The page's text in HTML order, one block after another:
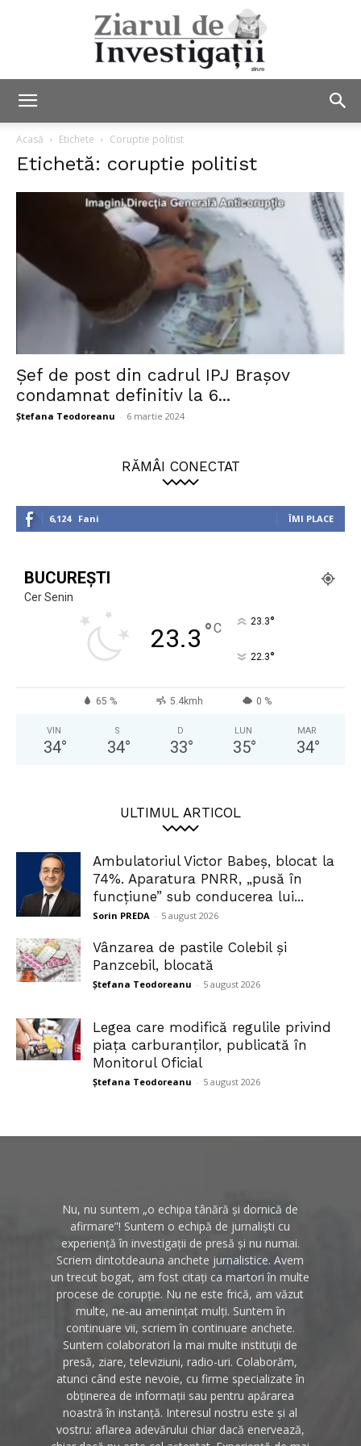
Investigații
Acasă Etichete Coruptie politist
Etichetă: coruptie politist
Şef de post din cadrul IPJ Brașov
condamnat definitiv la 6...
Ștefana Teodoreanu - 6 martie 2024
RĂMÂI CONECTAT
6,124 Fani ÎMI PLACE
BUCUREȘTI
Cer Senin
23.3 °C 23.3°
22.3°
65 % 5.4kmh 0 %
VIN
34°
S
34°
D
33°
LUN
35°
MAR
34°
ULTIMUL ARTICOL
Ambulatoriul Victor Babeș, blocat la
74%. Aparatura PNRR, „pusă în
funcțiune” sub conducerea lui...
Sorin PREDA - 5 august 2026
Vânzarea de pastile Colebil și
Panzcebil, blocată
Ștefana Teodoreanu - 5 august 2026
Legea care modifică regulile privind
piața carburanților, publicată în
Monitorul Oficial
Ștefana Teodoreanu - 5 august 2026
Nu, nu suntem „o echipa tânără și dornică de
afirmare”! Suntem o echipă de jurnaliști cu
experiență în investigații de presă și nu numai.
Scriem dintotdeauna anchete jurnalistice. Avem
un trecut bogat, am fost citați ca martori în multe
procese de corupție. Nu ne este frică, am văzut
multe, ne-au amenințat mulți. Suntem în
continuare vii, scriem în continuare anchete.
Suntem colaboratori la mai multe instituții de
presă, ziare, televiziuni, radio-uri. Colaborăm,
atunci când este nevoie, cu firme specializate în
obținerea de informații sau pentru apărarea
noastră în instanță. Interesul nostru este și al
vostru: aflarea adevărului chiar dacă enervează,